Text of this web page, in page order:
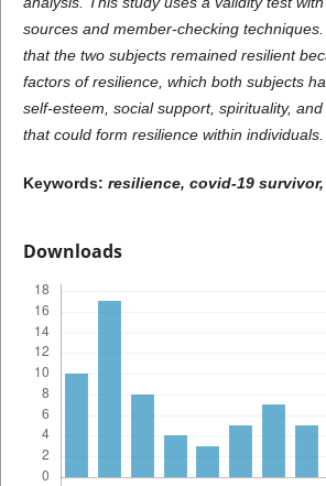
sources and member-checking
that the two subjects remained resilient
factors of resilience, which both subjects
self-esteem, social support, spirituality,
that could form resilience within individuals.
Keywords: resilience, covid-19
Downloads